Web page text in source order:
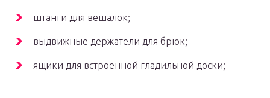
штанги для вешалок;
выдвижные держатели для брюк;
ящики для встроенной гладильной доски;